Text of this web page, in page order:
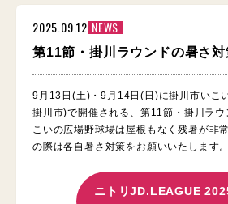
2025.09.12 NEWS
第11節・掛川ラウンドの暑さ対
9月13日(土)・9月14日(日)に掛川市いこ
掛川市)で開催される、第11節・掛川ラ
こいの広場野球場は屋根もなく残暑が非
の際は各自暑さ対策をお願いいたします。
ニトリJD.LEAGUE